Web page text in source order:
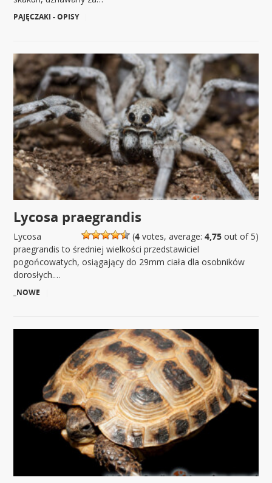
PAJĘCZAKI - OPISY
Lycosa praegrandis
(4votes, average: 4,75out of 5)
Lycosa
praegrandis to średniej wielkości przedstawiciel
pogońcowatych, osiągający do 29mm ciała dla osobników
dorosłych.…
_NOWE